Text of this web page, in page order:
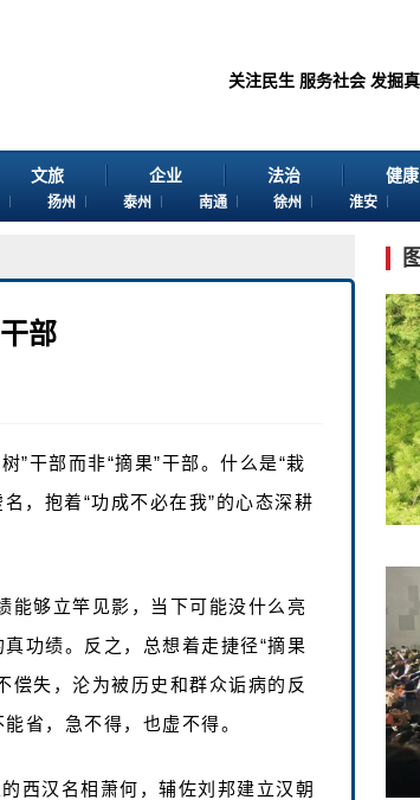
关注民生 服务社会 发掘
文旅 企业 法治 健康
扬州 泰州 南通 徐州 淮安
部
”干部而非“摘果”干部。什么是“栽
，抱着“功成不必在我”的心态深耕
能够立竿见影，当下可能没什么亮
功绩。反之，总想着走捷径“摘果
偿失，沦为被历史和群众诟病的反
省，急不得，也虚不得。
西汉名相萧何，辅佐刘邦建立汉朝